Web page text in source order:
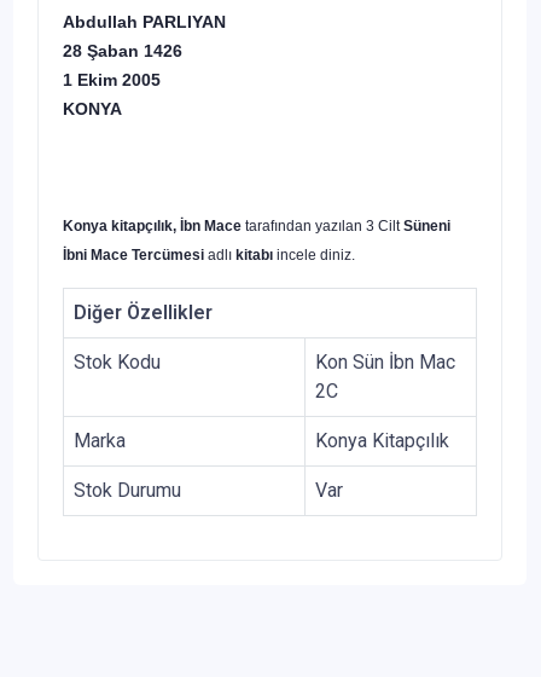
Abdullah PARLIYAN
28 Şaban 1426
1 Ekim 2005
KONYA
Konya kitapçılık, İbn Mace tarafından yazılan 3 CiltSüneni
İbni Mace Tercümesi adlı kitabı incele diniz.
Diğer Özellikler
Stok Kodu
Kon Sün İbn Mac
2C
Marka Konya Kitapçılık
Stok Durumu Var